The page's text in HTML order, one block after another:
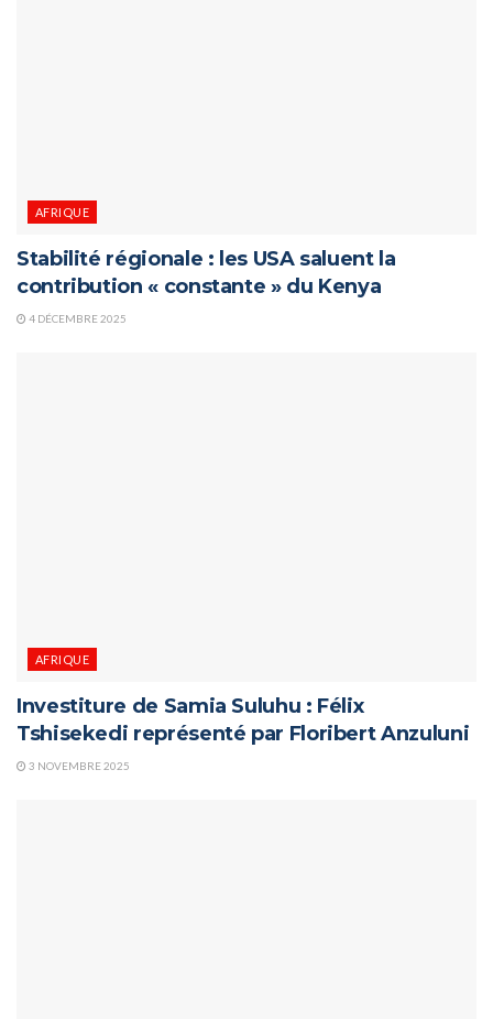
AFRIQUE
Stabilité régionale : les USA saluent la
contribution « constante » du Kenya
4 DÉCEMBRE 2025
AFRIQUE
Investiture de Samia Suluhu : Félix
Tshisekedi représenté par Floribert Anzuluni
3 NOVEMBRE 2025